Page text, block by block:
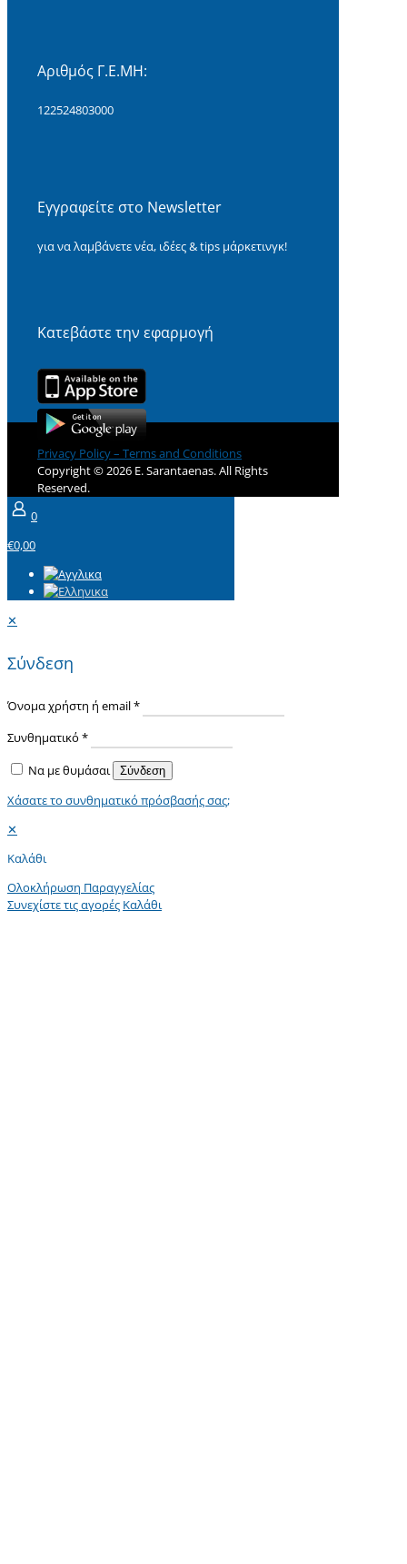
Αριθμός Γ.Ε.ΜΗ:
122524803000
Εγγραφείτε στο Newsletter
για να λαμβάνετε νέα, ιδέες & tips μάρκετινγκ!
Κατεβάστε την εφαρμογή
Privacy Policy – Terms and Conditions
Copyright © 2026 E. Sarantaenas. All Rights
Reserved.
0
€0,00
✕
Σύνδεση
Όνομα χρήστη ή email*
Συνθηματικό *
Να με θυμάσαι
Σύνδεση
Χάσατε το συνθηματικό πρόσβασής σας;
✕
Καλάθι
Ολοκλήρωση Παραγγελίας
Συνεχίστε τις αγορές Καλάθι